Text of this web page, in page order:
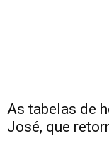
As tabelas de
José, que